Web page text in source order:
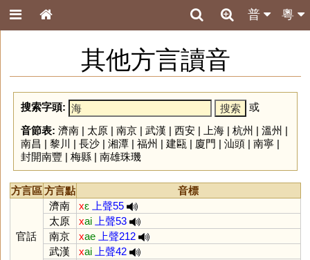
粵
普
其他方言讀音
搜索字頭:
或
音節表: 濟南| 太原| 南京| 武漢 | 西安| 上海| 杭州 | 溫州 |
南昌 | 黎川 | 長沙| 湘潭| 福州 | 建甌 | 廈門 | 汕頭| 南寧|
封開南豐 | 梅縣| 南雄珠璣
方言區方言點 音標
官話
濟南 xɛ
上聲55
太原
xai
上聲53
南京
xae
上聲212
武漢
xai
上聲42